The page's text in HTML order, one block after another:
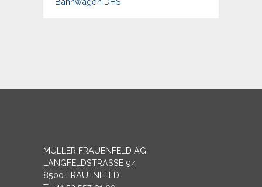
MÜLLER FRAUENFELD AG
LANGFELDSTRASSE 94
8500 FRAUENFELD